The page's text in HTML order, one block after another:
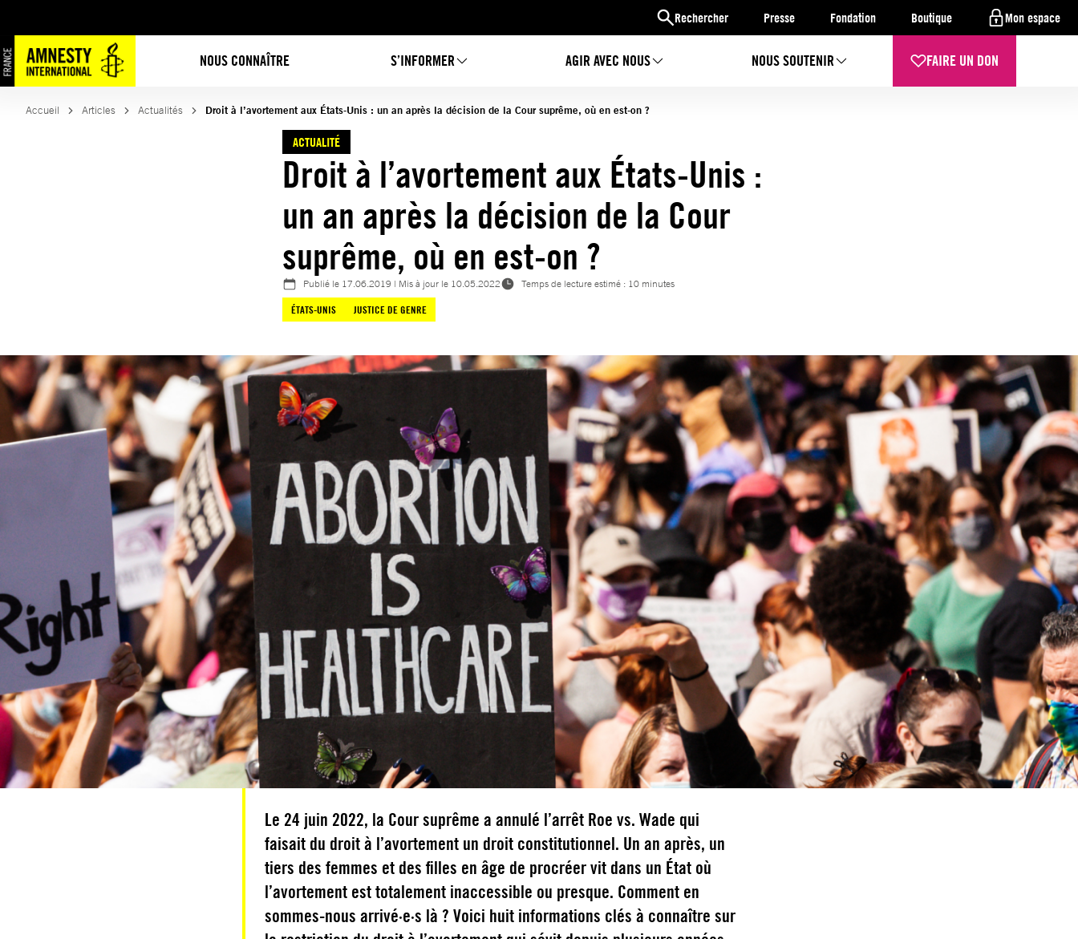
Rechercher Presse Fondation Boutique Mon espace
NOUS CONNAÎTRE S’INFORMER AGIR AVEC NOUS NOUS SOUTENIR FAIRE UN DON
au
contenu
Accueil Articles Actualités Droit à l’avortement aux États-Unis : un an après la décision de la Cour suprême, où en est-on ?
ACTUALITÉ
Droit à l’avortement aux États-Unis :
un an après la décision de la Cour
suprême, où en est-on ?
Publié le 17.06.2019 | Mis à jour le 10.05.2022
Temps de lecture estimé : 10 minutes
ÉTATS-UNIS
JUSTICE DE GENRE
Le 24 juin 2022, la Cour suprême a annulé l’arrêt Roe vs. Wade qui
faisait du droit à l’avortement un droit constitutionnel. Un an après, un
tiers des femmes et des filles en âge de procréer vit dans un État où
l’avortement est totalement inaccessible ou presque. Comment en
sommes-nous arrivé·e·s là ? Voici huit informations clés à connaître sur